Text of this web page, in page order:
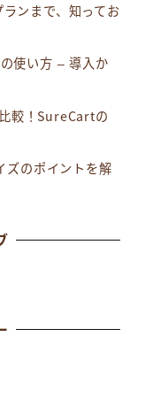
ンまで、知ってお
使い方 – 導入か
較！SureCartの
のポイントを解